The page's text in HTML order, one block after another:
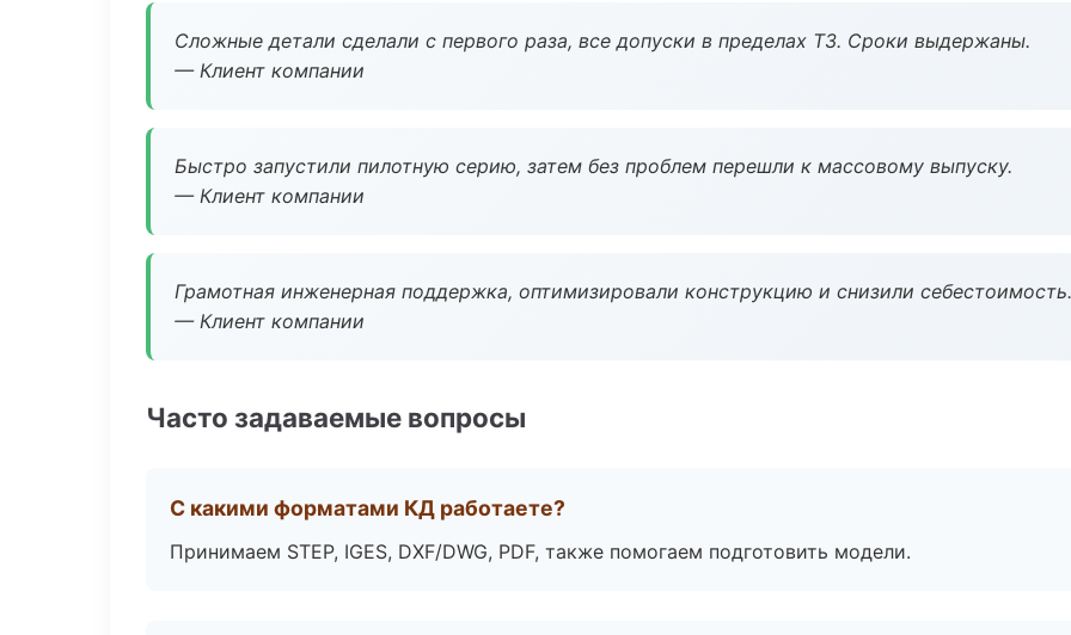
Сложные детали сделали с первого раза, все допуски в пределах ТЗ. Сроки выдержаны.
— Клиент компании
Быстро запустили пилотную серию, затем без проблем перешли к массовому выпуску.
— Клиент компании
Грамотная инженерная поддержка, оптимизировали конструкцию и снизили себестоимость.
— Клиент компании
Часто задаваемые вопросы
С какими форматами КД работаете?
Принимаем STEP, IGES, DXF/DWG, PDF, также помогаем подготовить модели.